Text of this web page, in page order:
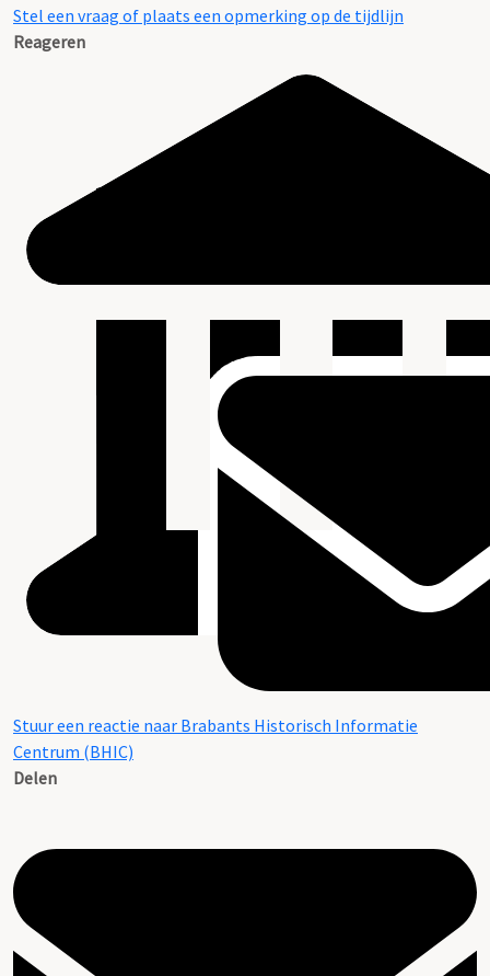
Stel een vraag of plaats een opmerking op de tijdlijn
Reageren
Stuur een reactie naar Brabants Historisch Informatie
Centrum (BHIC)
Delen